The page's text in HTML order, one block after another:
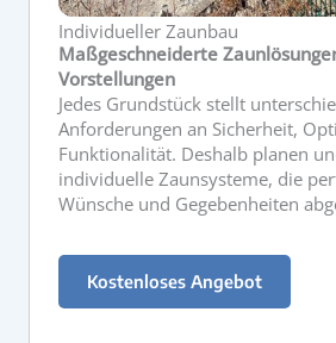
Individueller Zaunbau
Maßgeschneiderte
Vorstellungen
Jedes Grundstück stellt
Anforderungen an Sicherheit,
Funktionalität. Deshalb planen
individuelle Zaunsysteme, die
Wünsche und Gegebenheiten
Kostenloses Angebot